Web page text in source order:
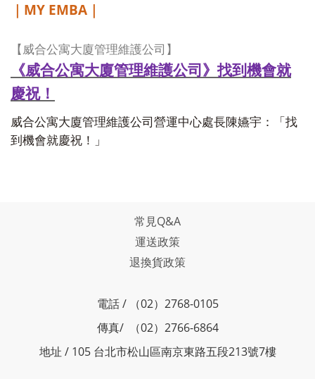
MY EMBA
【威合公寓大廈管理維護公司】
《威合公寓大廈管理維護公司》找到機會就
慶祝！
威合公寓大廈管理維護公司營運中心處長陳嬿宇：「找
到機會就慶祝！」
常見Q&A
運送政策
退換貨政策
電話 / （02）2768-0105
傳真/ （02）2766-6864
地址 / 105 台北市松山區南京東路五段213號7樓